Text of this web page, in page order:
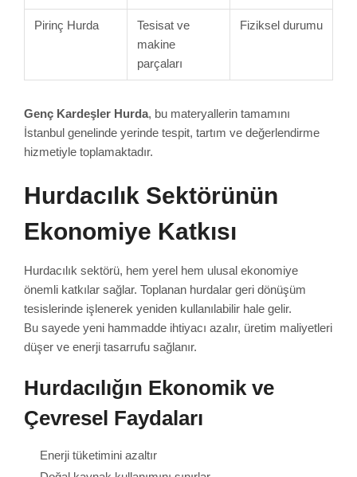
Pirinç Hurda
Tesisat ve
makine
parçaları
Fiziksel durumu
Genç Kardeşler Hurda, bu materyallerin tamamını
İstanbul genelinde yerinde tespit, tartım ve değerlendirme
hizmetiyle toplamaktadır.
Hurdacılık Sektörünün
Ekonomiye Katkısı
Hurdacılık sektörü, hem yerel hem ulusal ekonomiye
önemli katkılar sağlar. Toplanan hurdalar geri dönüşüm
tesislerinde işlenerek yeniden kullanılabilir hale gelir.
Bu sayede yeni hammadde ihtiyacı azalır, üretim maliyetleri
düşer ve enerji tasarrufu sağlanır.
Hurdacılığın Ekonomik ve
Çevresel Faydaları
Enerji tüketimini azaltır